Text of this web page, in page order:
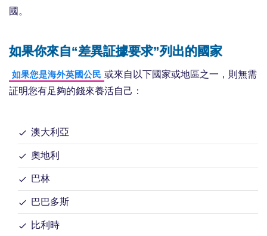
國。
如果你來自“差異証據要求”列出的國家
如果您是海外英國公民 或來自以下國家或地區之一，則無需
証明您有足夠的錢來養活自己：
澳大利亞
奧地利
巴林
巴巴多斯
比利時